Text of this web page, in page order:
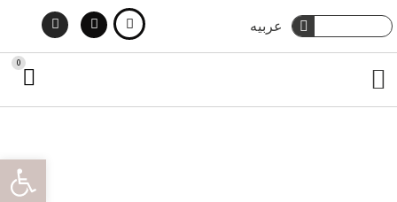
דילוג
חיפוש
חיפוש
عربيه
Facebook
Instagram
תפריט 0
פתח